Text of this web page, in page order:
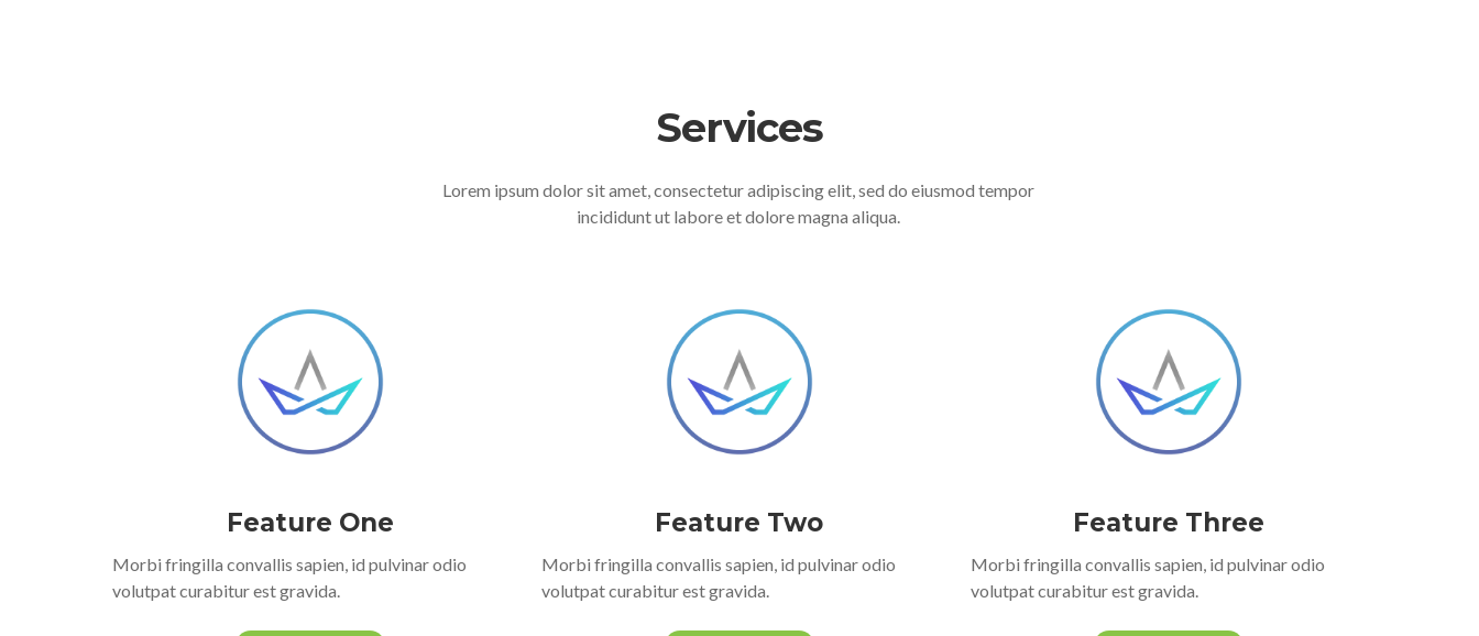
Services
Lorem ipsum dolor sit amet, consectetur adipiscing elit, sed do eiusmod tempor
incididunt ut labore et dolore magna aliqua.
Feature One
Morbi fringilla convallis sapien, id pulvinar odio
volutpat curabitur est gravida.
Feature Two
Morbi fringilla convallis sapien, id pulvinar odio
volutpat curabitur est gravida.
Feature Three
Morbi fringilla convallis sapien, id pulvinar odio
volutpat curabitur est gravida.